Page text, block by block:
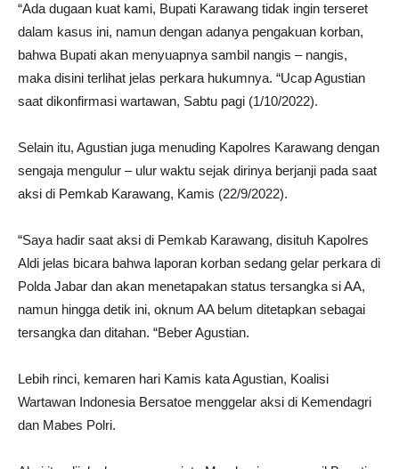
“Ada dugaan kuat kami, Bupati Karawang tidak ingin terseret
dalam kasus ini, namun dengan adanya pengakuan korban,
bahwa Bupati akan menyuapnya sambil nangis – nangis,
maka disini terlihat jelas perkara hukumnya. “Ucap Agustian
saat dikonfirmasi wartawan, Sabtu pagi (1/10/2022).
Selain itu, Agustian juga menuding Kapolres Karawang dengan
sengaja mengulur – ulur waktu sejak dirinya berjanji pada saat
aksi di Pemkab Karawang, Kamis (22/9/2022).
“Saya hadir saat aksi di Pemkab Karawang, disituh Kapolres
Aldi jelas bicara bahwa laporan korban sedang gelar perkara di
Polda Jabar dan akan menetapakan status tersangka si AA,
namun hingga detik ini, oknum AA belum ditetapkan sebagai
tersangka dan ditahan. “Beber Agustian.
Lebih rinci, kemaren hari Kamis kata Agustian, Koalisi
Wartawan Indonesia Bersatoe menggelar aksi di Kemendagri
dan Mabes Polri.